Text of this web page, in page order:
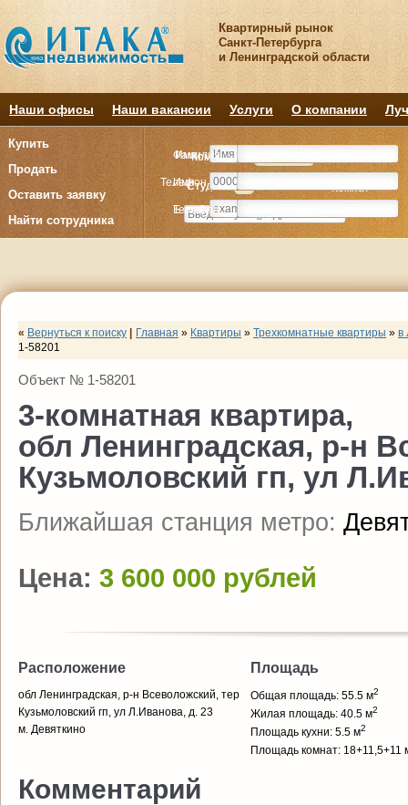
Квартирный рынок
Санкт-Петербурга
и Ленинградской области
Наши офисы Наши вакансии Услуги О компании
Купить
Продать
Оставить заявку
Найти сотрудника
Комнату
Студия Комнат
Комнату
Студия Комнат
Имя
Телефон
E-mail
Фамилия
Имя
Телефон
« Вернуться к поиску Главная » Квартиры » Трехкомнатные квартиры » в
1-58201
Объект № 1-58201
3-комнатная квартира,
обл Ленинградская, р-н
Кузьмоловский гп, ул
Ближайшая станция метро:
Цена: 3 600 000 рублей
Расположение
обл Ленинградская, р-н Всеволожский, тер
Кузьмоловский гп, ул Л.Иванова, д. 23
м. Девяткино
Площадь
Общая площадь: 55.5 м2
Жилая площадь: 40.5 м2
Площадь кухни: 5.5 м2
Площадь комнат: 18+11,5+11
Комментарий